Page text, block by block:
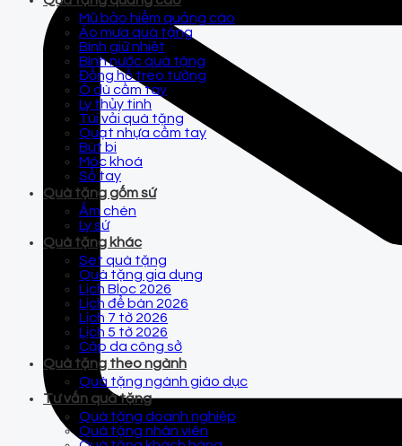
Mũ bảo hiểm quảng cáo
Áo mưa quà tặng
Bình giữ nhiệt
Bình nước quà tặng
Đồng hồ treo tường
Ô dù cầm tay
Ly thủy tinh
Túi vải quà tặng
Quạt nhựa cầm tay
Bút bi
Móc khoá
Sổ tay
Quà tặng gốm sứ
Ấm chén
Ly sứ
Quà tặng khác
Set quà tặng
Quà tặng gia dụng
Lịch Bloc 2026
Lịch để bàn 2026
Lịch 7 tờ 2026
Lịch 5 tờ 2026
Cặp da công sở
Quà tặng theo ngành
Quà tặng ngành giáo dục
Tư vấn quà tặng
Quà tặng doanh nghiệp
Quà tặng nhân viên